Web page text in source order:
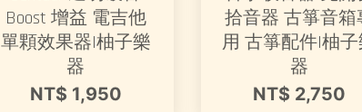
Boost 增益 電吉他
單顆效果器|柚子樂
器
NT$ 1,950
拾音器 古箏音箱
用 古箏配件|柚子
器
NT$ 2,750